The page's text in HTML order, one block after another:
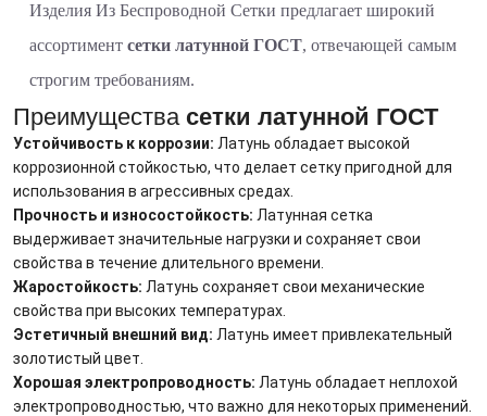
Изделия Из Беспроводной Сетки предлагает широкий
ассортимент сетки латунной ГОСТ, отвечающей самым
строгим требованиям.
Преимущества сетки латунной ГОСТ
Устойчивость к коррозии: Латунь обладает высокой
коррозионной стойкостью, что делает сетку пригодной для
использования в агрессивных средах.
Прочность и износостойкость: Латунная сетка
выдерживает значительные нагрузки и сохраняет свои
свойства в течение длительного времени.
Жаростойкость: Латунь сохраняет свои механические
свойства при высоких температурах.
Эстетичный внешний вид: Латунь имеет привлекательный
золотистый цвет.
Хорошая электропроводность: Латунь обладает неплохой
электропроводностью, что важно для некоторых применений.